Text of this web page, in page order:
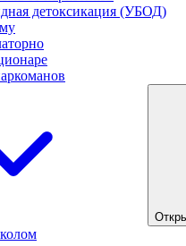
детоксикация (УБОД)